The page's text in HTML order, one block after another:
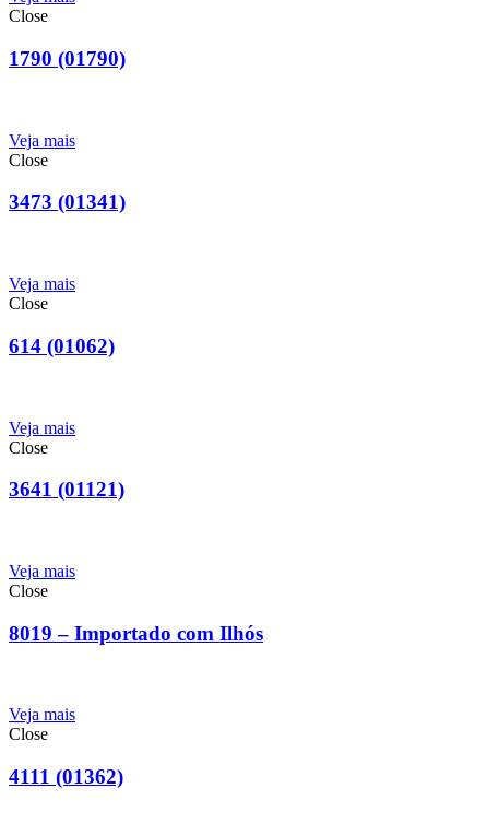
Close
1790 (01790)
Veja mais
Close
3473 (01341)
Veja mais
Close
614 (01062)
Veja mais
Close
3641 (01121)
Veja mais
Close
8019 – Importado com Ilhós
Veja mais
Close
4111 (01362)